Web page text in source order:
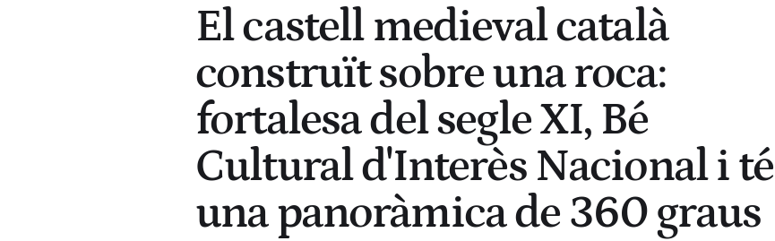
El castell medieval català
construït sobre una roca:
fortalesa del segle XI, Bé
Cultural d'Interès Nacional i té
una panoràmica de 360 graus